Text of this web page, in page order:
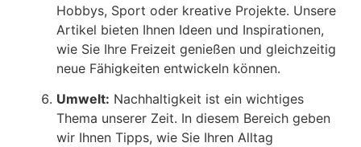
Hobbys, Sport oder kreative Projekte. Unsere
Artikel bieten Ihnen Ideen und Inspirationen,
wie Sie Ihre Freizeit genießen und gleichzeitig
neue Fähigkeiten entwickeln können.
Umwelt: Nachhaltigkeit ist ein wichtiges
Thema unserer Zeit. In diesem Bereich geben
wir Ihnen Tipps, wie Sie Ihren Alltag